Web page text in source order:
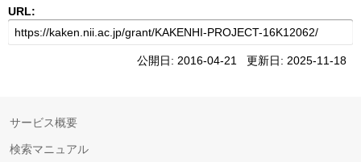
URL:
公開日: 2016-04-21 更新日: 2025-11-18
サービス概要
検索マニュアル